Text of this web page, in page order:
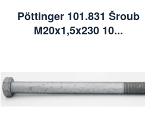
Pöttinger 101.831 Šroub
M20x1,5x230 10...